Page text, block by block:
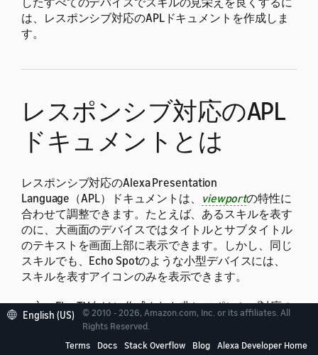
は、レスポンシブ対応のAPLドキュメントを作成しま
す。
レスポンシブ対応のAPL
ドキュメントとは
レスポンシブ対応のAlexa Presentation
Language（APL）ドキュメントは、
viewportの特性に
合わせて調整できます。たとえば、あるスキルを表す
のに、大画面のデバイスではタイトルとサブタイトル
のテキストを画面上部に表示できます。しかし、同じ
スキルでも、Echo Spotのような小型デバイスには、
スキルを表すアイコンのみを表示できます。
一方、Fire TV向けに作成された非レスポンシブ対応の
APLドキュメントは、小型のEcho SpotやEcho Show 5
English (US)
© 2010 - 2026, Amazon.com, Inc. or its affiliates. All
Rights Reserved.
Terms
Docs Stack Overflow Blog Alexa Developer Home